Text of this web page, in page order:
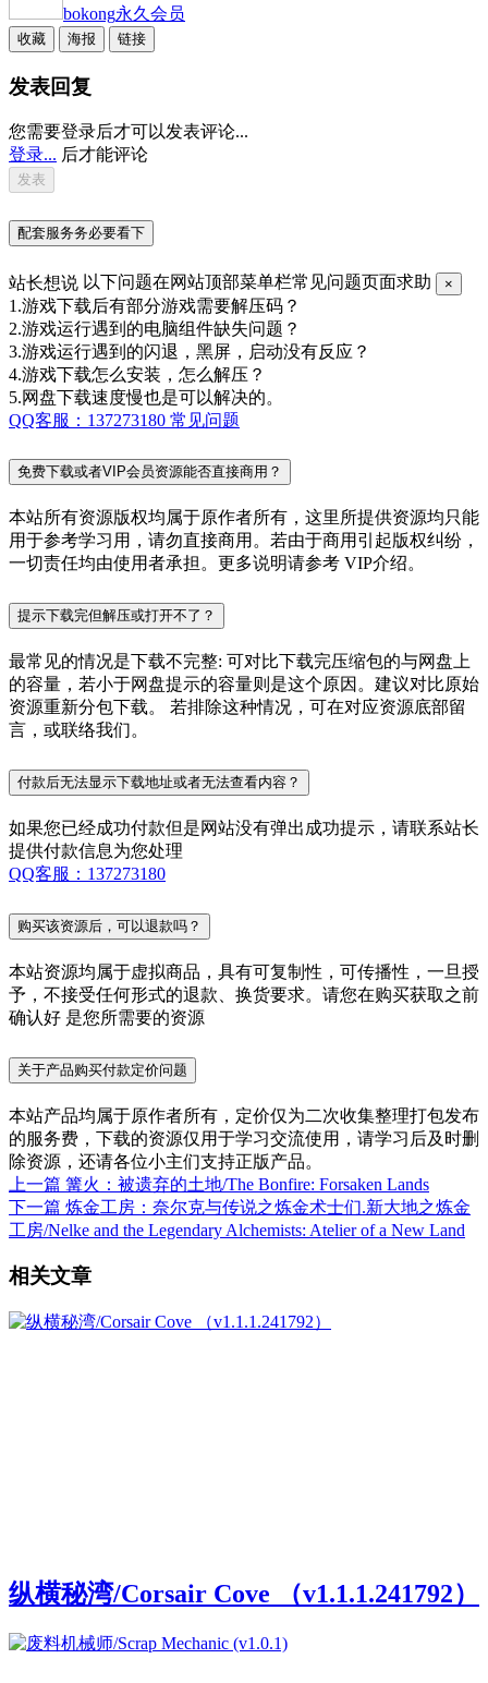
bokong永久会员
收藏 海报 链接
发表回复
您需要登录后才可以发表评论...
登录... 后才能评论
配套服务务必要看下
站长想说 以下问题在网站顶部菜单栏常见问题页面求助 ×
1.游戏下载后有部分游戏需要解压码？
2.游戏运行遇到的电脑组件缺失问题？
3.游戏运行遇到的闪退，黑屏，启动没有反应？
4.游戏下载怎么安装，怎么解压？
5.网盘下载速度慢也是可以解决的。
QQ客服：137273180 常见问题
免费下载或者VIP会员资源能否直接商用？
本站所有资源版权均属于原作者所有，这里所提供资源均只能
用于参考学习用，请勿直接商用。若由于商用引起版权纠纷，
一切责任均由使用者承担。更多说明请参考 VIP介绍。
提示下载完但解压或打开不了？
最常见的情况是下载不完整: 可对比下载完压缩包的与网盘上
的容量，若小于网盘提示的容量则是这个原因。建议对比原始
资源重新分包下载。 若排除这种情况，可在对应资源底部留
言，或联络我们。
付款后无法显示下载地址或者无法查看内容？
如果您已经成功付款但是网站没有弹出成功提示，请联系站长
提供付款信息为您处理
QQ客服：137273180
购买该资源后，可以退款吗？
本站资源均属于虚拟商品，具有可复制性，可传播性，一旦授
予，不接受任何形式的退款、换货要求。请您在购买获取之前
确认好 是您所需要的资源
关于产品购买付款定价问题
本站产品均属于原作者所有，定价仅为二次收集整理打包发布
的服务费，下载的资源仅用于学习交流使用，请学习后及时删
除资源，还请各位小主们支持正版产品。
上一篇 篝火：被遗弃的土地/The Bonfire: Forsaken Lands
下一篇 炼金工房：奈尔克与传说之炼金术士们.新大地之炼金
工房/Nelke and the Legendary Alchemists: Atelier of a New Land
相关文章
纵横秘湾/Corsair Cove （v1.1.1.241792）